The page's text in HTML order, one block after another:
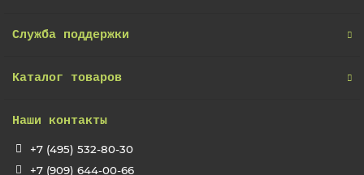
Служба поддержки
Каталог товаров
Наши контакты
+7 (495) 532-80-30
+7 (909) 644-00-66